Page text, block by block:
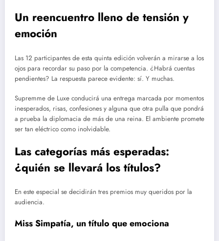
Un reencuentro lleno de tensión y
emoción
Las 12 participantes de esta quinta edición volverán a mirarse a los
ojos para recordar su paso por la competencia. ¿Habrá cuentas
pendientes? La respuesta parece evidente: sí. Y muchas.
Supremme de Luxe conducirá una entrega marcada por momentos
inesperados, risas, confesiones y alguna que otra pulla que pondrá
a prueba la diplomacia de más de una reina. El ambiente promete
ser tan eléctrico como inolvidable.
Las categorías más esperadas:
¿quién se llevará los títulos?
En este especial se decidirán tres premios muy queridos por la
audiencia.
Miss Simpatía, un título que emociona